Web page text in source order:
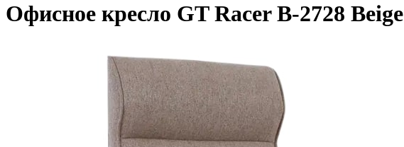
Офисное кресло GT Racer B-2728 Beige